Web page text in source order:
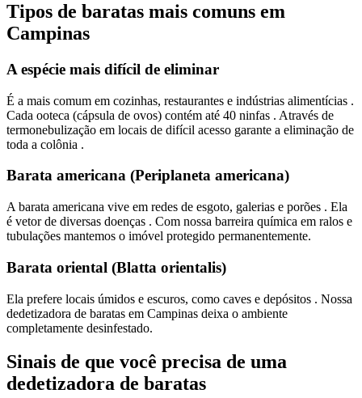
Tipos de baratas mais comuns em
Campinas
A espécie mais difícil de eliminar
É a mais comum em cozinhas, restaurantes e indústrias alimentícias .
Cada ooteca (cápsula de ovos) contém até 40 ninfas . Através de
termonebulização em locais de difícil acesso garante a eliminação de
toda a colônia .
Barata americana (Periplaneta americana)
A barata americana vive em redes de esgoto, galerias e porões . Ela
é vetor de diversas doenças . Com nossa barreira química em ralos e
tubulações mantemos o imóvel protegido permanentemente.
Barata oriental (Blatta orientalis)
Ela prefere locais úmidos e escuros, como caves e depósitos . Nossa
dedetizadora de baratas em Campinas deixa o ambiente
completamente desinfestado.
Sinais de que você precisa de uma
dedetizadora de baratas